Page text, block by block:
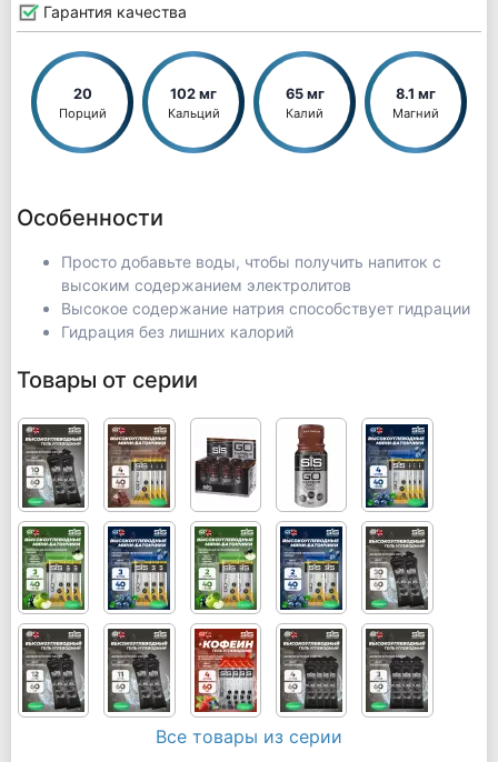
Гарантия качества
20
Порций
102 мг
Кальций
65 мг
Калий
8.1 мг
Магний
Особенности
Просто добавьте воды, чтобы получить напиток с
высоким содержанием электролитов
Высокое содержание натрия способствует гидрации
Гидрация без лишних калорий
Товары от серии
Все товары из серии